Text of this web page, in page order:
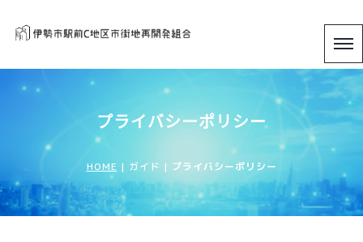
プライバシーポリシー
HOME | ガイド | プライバシーポリシー